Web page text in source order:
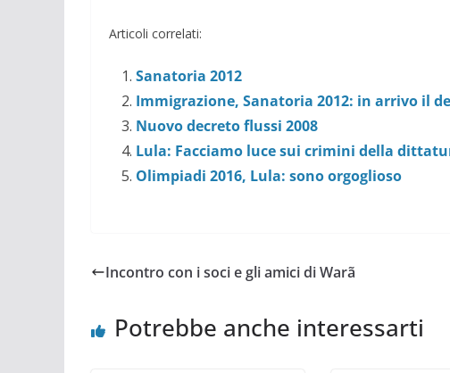
Articoli correlati:
Sanatoria 2012
Immigrazione, Sanatoria 2012: in arrivo il
Nuovo decreto flussi 2008
Lula: Facciamo luce sui crimini della
Olimpiadi 2016, Lula: sono orgoglioso
Incontro con i soci e gli amici di Warã
Potrebbe anche interessarti